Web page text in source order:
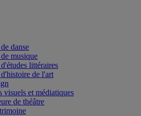
danse
musique
littéraires
de l'art
visuels et médiatiques
de théâtre